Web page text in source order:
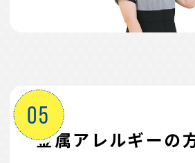
05
金属アレルギーの